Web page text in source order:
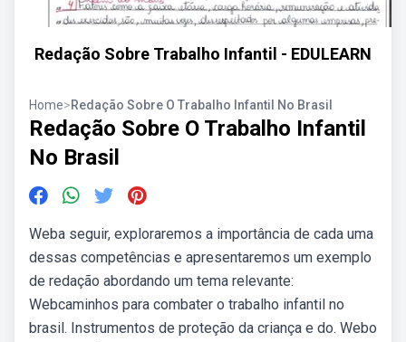
Redação Sobre Trabalho Infantil - EDULEARN
Home>Redação Sobre O Trabalho Infantil No Brasil
Redação Sobre O Trabalho Infantil
No Brasil
Weba seguir, exploraremos a importância de cada uma
dessas competências e apresentaremos um exemplo
de redação abordando um tema relevante:
Webcaminhos para combater o trabalho infantil no
brasil. Instrumentos de proteção da criança e do. Webo